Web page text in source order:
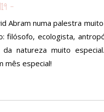
-
Abram numa palestra
filósofo, ecologista,
da natureza muito
mês especial!